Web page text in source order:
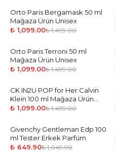
-27%
Orto Paris Bergamask 50 ml
Mağaza Ürün Unisex
₺ 1,099.00₺ 1,499.00
-27%
Orto Paris Terroni 50 ml
Mağaza Ürün Unisex
₺ 1,099.00₺ 1,499.00
- 27%
CK IN2U POP for Her Calvin
Klein 100 ml Mağaza Ürün
Woman
₺ 1,099.00₺ 1,499.00
-38%
Givenchy Gentleman Edp 100
ml Tester Erkek Parfüm
₺ 649.90₺ 1,049.90